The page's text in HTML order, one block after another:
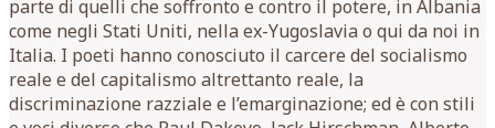
parte di quelli che soffronto e contro il potere, in Albania
come negli Stati Uniti, nella ex-Yugoslavia o qui da noi in
Italia. I poeti hanno conosciuto il carcere del socialismo
reale e del capitalismo altrettanto reale, la
discriminazione razziale e l’emarginazione; ed è con stili